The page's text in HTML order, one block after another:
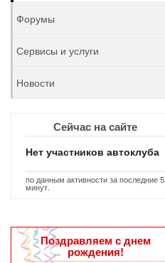
Форумы
Сервисы и услуги
Новости
Сейчас на сайте
Нет участников автоклуба
по данным активности за последние 5
минут.
Поздравляем с днем
рождения!